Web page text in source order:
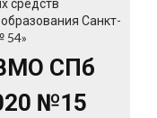
средств
Санкт-
54»
СПб
№15